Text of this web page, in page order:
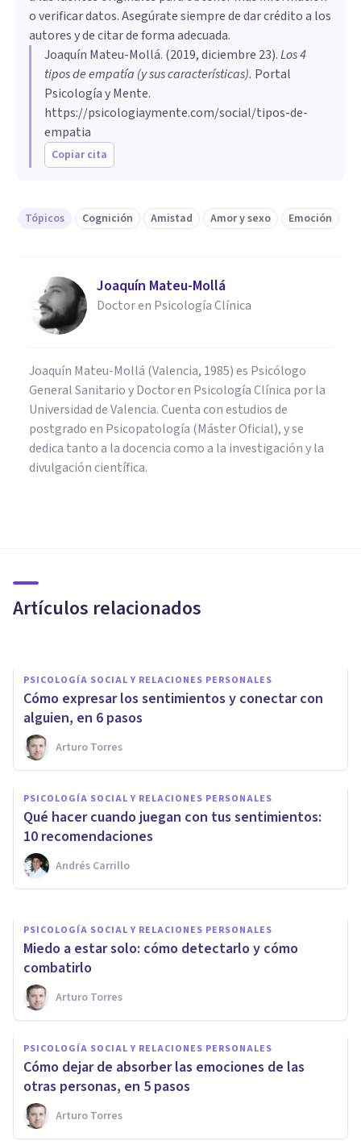
o verificar datos. Asegúrate siempre de dar crédito a los
autores y de citar de forma adecuada.
Joaquín Mateu-Mollá. (2019, diciembre 23).Los 4
tipos de empatía (y sus características). Portal
Psicología y Mente.
https://psicologiaymente.com/social/tipos-de-
empatia
Copiar cita
Tópicos Cognición Amistad Amor y sexo Emoción
Joaquín Mateu-Mollá
Doctor en Psicología Clínica
Joaquín Mateu-Mollá (Valencia, 1985) es Psicólogo
General Sanitario y Doctor en Psicología Clínica por la
Universidad de Valencia. Cuenta con estudios de
postgrado en Psicopatología (Máster Oficial), y se
dedica tanto a la docencia como a la investigación y la
divulgación científica.
Artículos relacionados
combatirla
PSICOLOGÍA SOCIAL Y RELACIONES PERSONALES
Cómo expresar los sentimientos y conectar con
alguien, en 6 pasos
Arturo Torres
PSICOLOGÍA SOCIAL Y RELACIONES PERSONALES
Qué hacer cuando juegan con tus sentimientos:
10 recomendaciones
Andrés Carrillo
Los 3 patrones patológicos de
la dependencia emocional
Upad Psicología Y Coaching
PSICOLOGÍA SOCIAL Y RELACIONES PERSONALES
Miedo a estar solo: cómo detectarlo y cómo
combatirlo
Arturo Torres
PSICOLOGÍA SOCIAL Y RELACIONES PERSONALES
Cómo dejar de absorber las emociones de las
otras personas, en 5 pasos
Arturo Torres